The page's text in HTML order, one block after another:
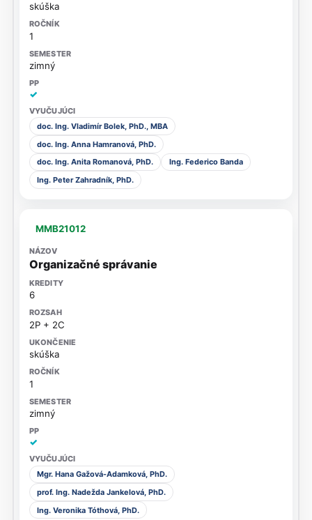
skúška
1
zimný
✓
doc. Ing. Vladimír Bolek, PhD., MBA
doc. Ing. Anna Hamranová, PhD.
doc. Ing. Anita Romanová, PhD.
Ing. Federico Banda
Ing. Peter Zahradník, PhD.
MMB21012
Organizačné správanie
6
2P + 2C
skúška
1
zimný
✓
Mgr. Hana Gažová-Adamková, PhD.
prof. Ing. Nadežda Jankelová, PhD.
Ing. Veronika Tóthová, PhD.